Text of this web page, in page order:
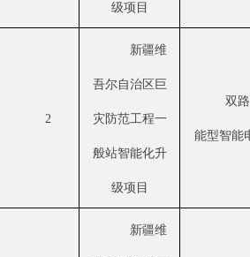
级项目
2
新疆维
吾尔自治区巨
灾防范工程一
般站智能化升
级项目
双
能型智能
新疆维